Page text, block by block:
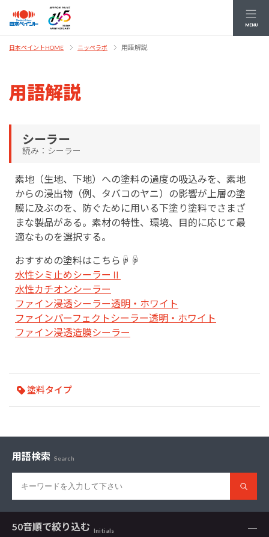
MENU
日本ペイントHOME ニッペラボ 用語解説
用語解説
シーラー
読み：シーラー
素地（生地、下地）への塗料の過度の吸込みを、素地
からの浸出物（例、タバコのヤニ）の影響が上層の塗
膜に及ぶのを、防ぐために用いる下塗り塗料でさまざ
まな製品がある。素材の特性、環境、目的に応じて最
適なものを選択する。
おすすめの塗料はこちら☟☟
水性シミ止めシーラーⅡ
水性カチオンシーラー
ファイン浸透シーラー透明・ホワイト
ファインパーフェクトシーラー透明・ホワイト
ファイン浸透造膜シーラー
塗料タイプ
用語検索 Search
50音順で絞り込む Initials